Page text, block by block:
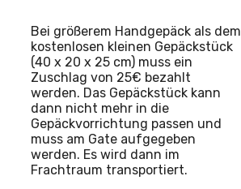
Bei größerem Handgepäck als dem
kostenlosen kleinen Gepäckstück
(40 x 20 x 25 cm) muss ein
Zuschlag von 25€ bezahlt
werden. Das Gepäckstück kann
dann nicht mehr in die
Gepäckvorrichtung passen und
muss am Gate aufgegeben
werden. Es wird dann im
Frachtraum transportiert.